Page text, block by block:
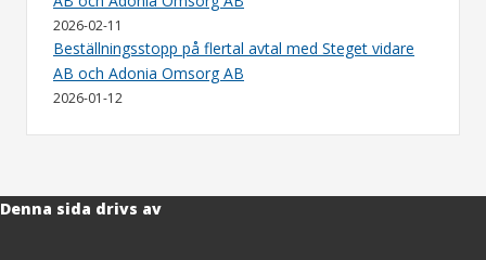
2026-02-11
Beställningsstopp på flertal avtal med Steget vidare
AB och Adonia Omsorg AB
2026-01-12
Denna sida drivs av